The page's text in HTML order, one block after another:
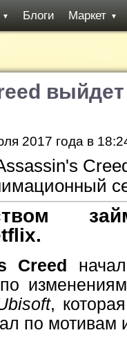
▼ Блоги Маркет ▼
2017 года в
Creed
,
по мотивам